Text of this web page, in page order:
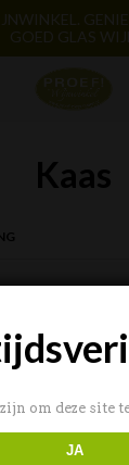
GOED GLAS
Kaas
om deze site
JA